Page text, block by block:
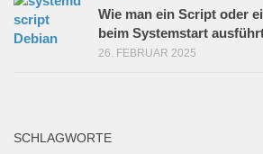
Wie man ein Script oder
beim Systemstart
26. FEBRUAR 2025
SCHLAGWORTE